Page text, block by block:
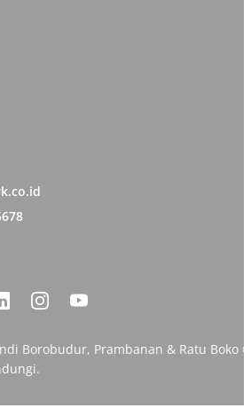
Borobudur, Prambanan & Ratu Boko